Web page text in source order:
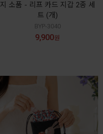
지 소품 - 리프 카드 지갑 2종 세
트 (개)
BYP-3040
9,900원